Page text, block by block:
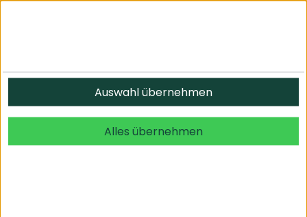
© 2026 undefined. alle Rechte vorbehalten.
Auswahl übernehmen
Alles übernehmen